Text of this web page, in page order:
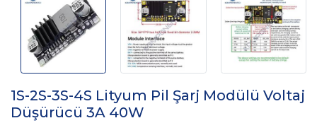
1S-2S-3S-4S Lityum Pil Şarj Modülü Voltaj
Düşürücü 3A 40W